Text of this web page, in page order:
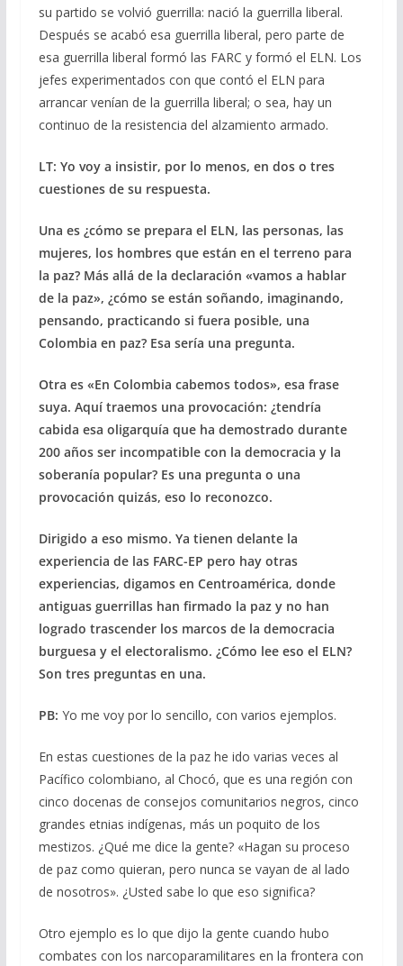
su partido se volvió guerrilla: nació la guerrilla liberal.
Después se acabó esa guerrilla liberal, pero parte de
esa guerrilla liberal formó las FARC y formó el ELN. Los
jefes experimentados con que contó el ELN para
arrancar venían de la guerrilla liberal; o sea, hay un
continuo de la resistencia del alzamiento armado.
LT: Yo voy a insistir, por lo menos, en dos o tres
cuestiones de su respuesta.
Una es ¿cómo se prepara el ELN, las personas, las
mujeres, los hombres que están en el terreno para
la paz? Más allá de la declaración «vamos a hablar
de la paz», ¿cómo se están soñando, imaginando,
pensando, practicando si fuera posible, una
Colombia en paz? Esa sería una pregunta.
Otra es «En Colombia cabemos todos», esa frase
suya. Aquí traemos una provocación: ¿tendría
cabida esa oligarquía que ha demostrado durante
200 años ser incompatible con la democracia y la
soberanía popular? Es una pregunta o una
provocación quizás, eso lo reconozco.
Dirigido a eso mismo. Ya tienen delante la
experiencia de las FARC-EP pero hay otras
experiencias, digamos en Centroamérica, donde
antiguas guerrillas han firmado la paz y no han
logrado trascender los marcos de la democracia
burguesa y el electoralismo. ¿Cómo lee eso el ELN?
Son tres preguntas en una.
PB: Yo me voy por lo sencillo, con varios ejemplos.
En estas cuestiones de la paz he ido varias veces al
Pacífico colombiano, al Chocó, que es una región con
cinco docenas de consejos comunitarios negros, cinco
grandes etnias indígenas, más un poquito de los
mestizos. ¿Qué me dice la gente? «Hagan su proceso
de paz como quieran, pero nunca se vayan de al lado
de nosotros». ¿Usted sabe lo que eso significa?
Otro ejemplo es lo que dijo la gente cuando hubo
combates con los narcoparamilitares en la frontera con